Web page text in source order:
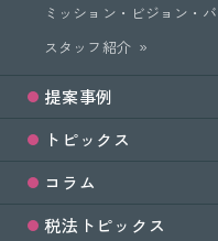
ミッション・ビジョン・
スタッフ紹介
提案事例
トピックス
コラム
税法トピックス